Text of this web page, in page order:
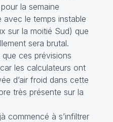
la semaine
le temps instable
sur la moitié Sud) que
sera brutal.
ces prévisions
les calculateurs ont
d’air froid dans cette
très présente sur la
commencé à s’infiltrer